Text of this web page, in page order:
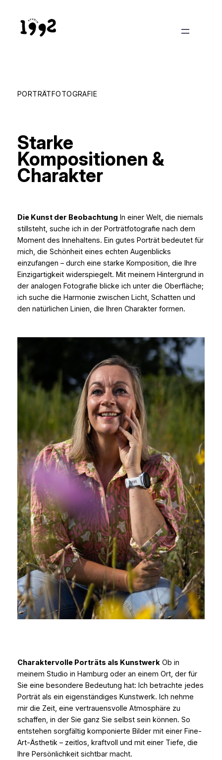
PORTRÄTFOTOGRAFIE
Starke
Kompositionen &
Charakter
Die Kunst der Beobachtung In einer Welt, die niemals
stillsteht, suche ich in der Porträtfotografie nach dem
Moment des Innehaltens. Ein gutes Porträt bedeutet für
mich, die Schönheit eines echten Augenblicks
einzufangen – durch eine starke Komposition, die Ihre
Einzigartigkeit widerspiegelt. Mit meinem Hintergrund in
der analogen Fotografie blicke ich unter die Oberfläche;
ich suche die Harmonie zwischen Licht, Schatten und
den natürlichen Linien, die Ihren Charakter formen.
Charaktervolle Porträts als Kunstwerk Ob in
meinem Studio in Hamburg oder an einem Ort, der für
Sie eine besondere Bedeutung hat: Ich betrachte jedes
Porträt als ein eigenständiges Kunstwerk. Ich nehme
mir die Zeit, eine vertrauensvolle Atmosphäre zu
schaffen, in der Sie ganz Sie selbst sein können. So
entstehen sorgfältig komponierte Bilder mit einer Fine-
Art-Ästhetik – zeitlos, kraftvoll und mit einer Tiefe, die
Ihre Persönlichkeit sichtbar macht.